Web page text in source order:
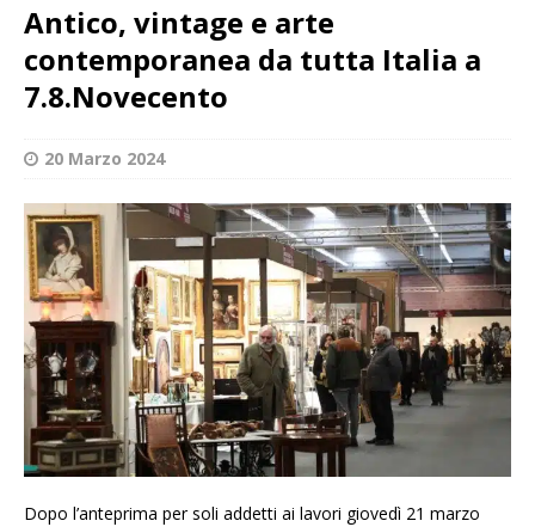
Antico, vintage e arte
contemporanea da tutta Italia a
7.8.Novecento
20 Marzo 2024
Dopo l’anteprima per soli addetti ai lavori giovedì 21 marzo